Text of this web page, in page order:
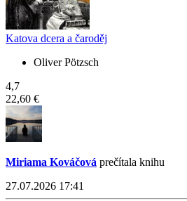
Katova dcera a čaroděj
Oliver Pötzsch
4,7
22,60 €
Miriama Kováčová prečítala knihu
27.07.2026 17:41